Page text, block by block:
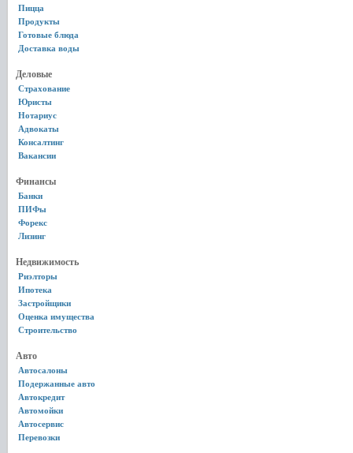
Пицца
Продукты
Готовые блюда
Доставка воды
Деловые
Страхование
Юристы
Нотариус
Адвокаты
Консалтинг
Вакансии
Финансы
Банки
ПИФы
Форекс
Лизинг
Недвижимость
Риэлторы
Ипотека
Застройщики
Оценка имущества
Строительство
Авто
Автосалоны
Подержанные авто
Автокредит
Автомойки
Автосервис
Перевозки